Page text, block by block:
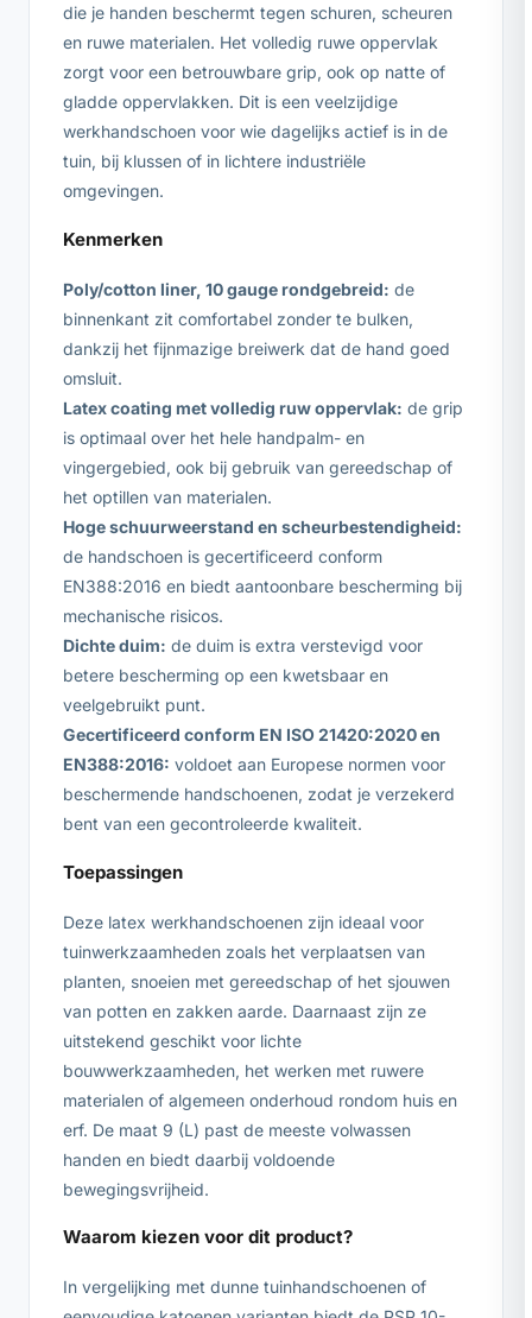
die je handen beschermt tegen schuren, scheuren
en ruwe materialen. Het volledig ruwe oppervlak
zorgt voor een betrouwbare grip, ook op natte of
gladde oppervlakken. Dit is een veelzijdige
werkhandschoen voor wie dagelijks actief is in de
tuin, bij klussen of in lichtere industriële
omgevingen.
Kenmerken
Poly/cotton liner, 10 gauge rondgebreid: de
binnenkant zit comfortabel zonder te bulken,
dankzij het fijnmazige breiwerk dat de hand goed
omsluit.
Latex coating met volledig ruw oppervlak: de grip
is optimaal over het hele handpalm- en
vingergebied, ook bij gebruik van gereedschap of
het optillen van materialen.
Hoge schuurweerstand en scheurbestendigheid:
de handschoen is gecertificeerd conform
EN388:2016 en biedt aantoonbare bescherming bij
mechanische risicos.
Dichte duim: de duim is extra verstevigd voor
betere bescherming op een kwetsbaar en
veelgebruikt punt.
Gecertificeerd conform EN ISO 21420:2020 en
EN388:2016: voldoet aan Europese normen voor
beschermende handschoenen, zodat je verzekerd
bent van een gecontroleerde kwaliteit.
Toepassingen
Deze latex werkhandschoenen zijn ideaal voor
tuinwerkzaamheden zoals het verplaatsen van
planten, snoeien met gereedschap of het sjouwen
van potten en zakken aarde. Daarnaast zijn ze
uitstekend geschikt voor lichte
bouwwerkzaamheden, het werken met ruwere
materialen of algemeen onderhoud rondom huis en
erf. De maat 9 (L) past de meeste volwassen
handen en biedt daarbij voldoende
bewegingsvrijheid.
Waarom kiezen voor dit product?
In vergelijking met dunne tuinhandschoenen of